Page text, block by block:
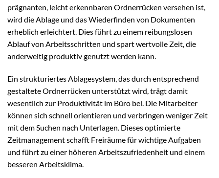
prägnanten, leicht erkennbaren Ordnerrücken versehen ist,
wird die Ablage und das Wiederfinden von Dokumenten
erheblich erleichtert. Dies führt zu einem reibungslosen
Ablauf von Arbeitsschritten und spart wertvolle Zeit, die
anderweitig produktiv genutzt werden kann.
Ein strukturiertes Ablagesystem, das durch entsprechend
gestaltete Ordnerrücken unterstützt wird, trägt damit
wesentlich zur Produktivität im Büro bei. Die Mitarbeiter
können sich schnell orientieren und verbringen weniger Zeit
mit dem Suchen nach Unterlagen. Dieses optimierte
Zeitmanagement schafft Freiräume für wichtige Aufgaben
und führt zu einer höheren Arbeitszufriedenheit und einem
besseren Arbeitsklima.